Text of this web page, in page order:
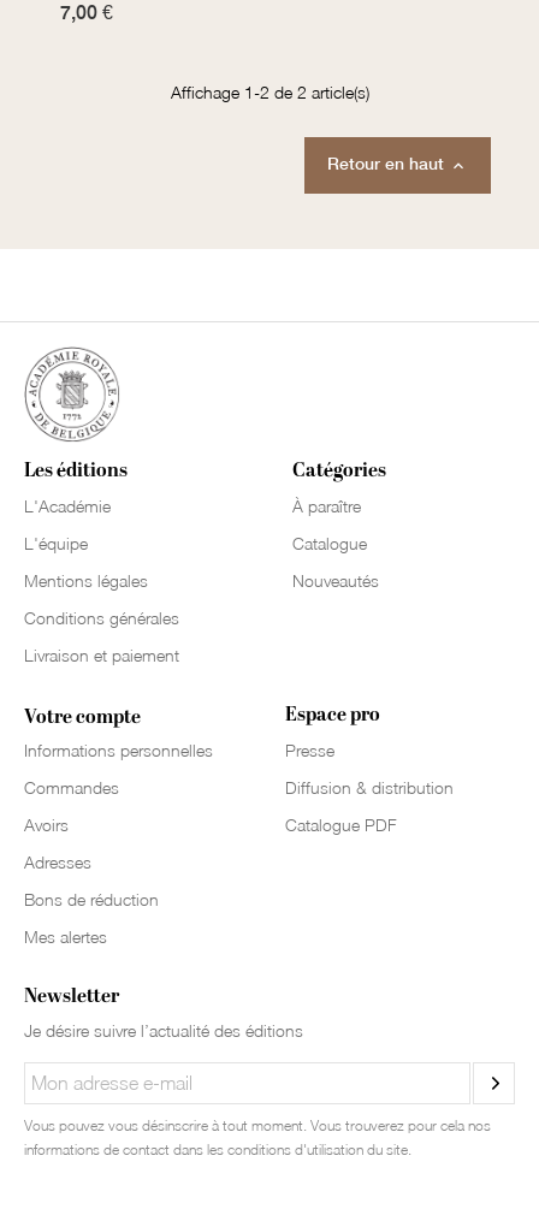
7,00 €
Affichage 1-2 de 2 article(s)
Retour en haut 
Les éditions
L'Académie
L'équipe
Mentions légales
Conditions générales
Livraison et paiement
Catégories
À paraître
Catalogue
Nouveautés
Votre compte
Informations personnelles
Commandes
Avoirs
Adresses
Bons de réduction
Mes alertes
Espace pro
Presse
Diffusion & distribution
Catalogue PDF
Newsletter
Je désire suivre l’actualité des éditions
Vous pouvez vous désinscrire à tout moment. Vous trouverez pour cela nos
informations de contact dans les conditions d'utilisation du site.